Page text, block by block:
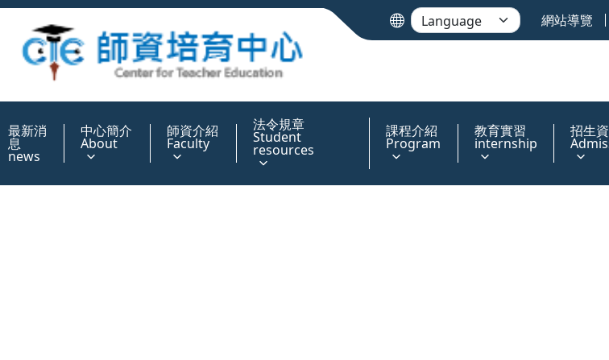
網站導覽
最新消
息
news
中心簡介
About
師資介紹
Faculty
法令規章
Student
resources
課程介紹
Program
教育實習
internship
招生